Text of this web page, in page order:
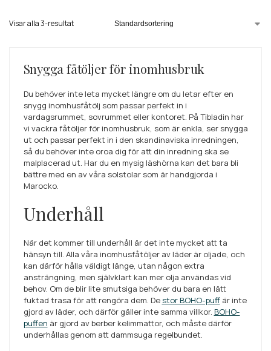
Visar alla 3-resultat
Snygga fåtöljer för inomhusbruk
Du behöver inte leta mycket längre om du letar efter en
snygg inomhusfåtölj som passar perfekt in i
vardagsrummet, sovrummet eller kontoret. På Tibladin har
vi vackra fåtöljer för inomhusbruk, som är enkla, ser snygga
ut och passar perfekt in i den skandinaviska inredningen,
så du behöver inte oroa dig för att din inredning ska se
malplacerad ut. Har du en mysig läshörna kan det bara bli
bättre med en av våra solstolar som är handgjorda i
Marocko.
Underhåll
När det kommer till underhåll är det inte mycket att ta
hänsyn till. Alla våra inomhusfåtöljer av läder är oljade, och
kan därför hålla väldigt länge, utan någon extra
ansträngning, men självklart kan mer olja användas vid
behov. Om de blir lite smutsiga behöver du bara en lätt
fuktad trasa för att rengöra dem. Destor BOHO-puffär inte
gjord av läder, och därför gäller inte samma villkor. BOHO-
puffen är gjord av berber kelimmattor, och måste därför
underhållas genom att dammsuga regelbundet.